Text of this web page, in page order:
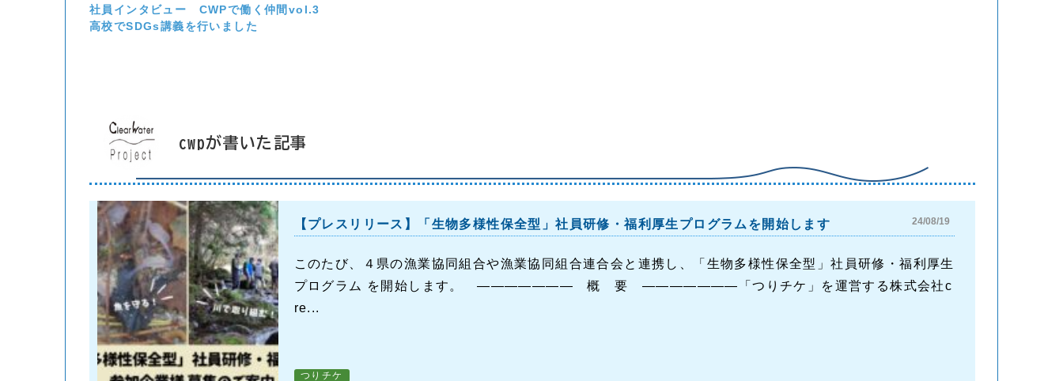
社員インタビュー CWPで働く仲間vol.3
高校でSDGs講義を行いました
cwpが書いた記事
【プレスリリース】「生物多様性保全型」社員研修・福利厚生プログラムを開始します 24/08/19
このたび、４県の漁業協同組合や漁業協同組合連合会と連携し、「生物多様性保全型」社員研修・福利厚生
プログラム を開始します。 ――――――― 概 要 ―――――――「つりチケ」を運営する株式会社c
re...
つりチケ